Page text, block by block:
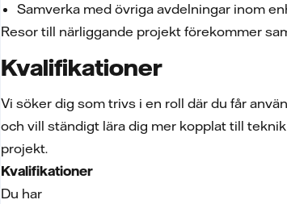
Samverka med övriga avdelningar inom
Resor till närliggande projekt förekommer
Kvalifikationer
Vi söker dig som trivs i en roll där du får
och vill ständigt lära dig mer kopplat till
projekt.
Kvalifikationer
Du har